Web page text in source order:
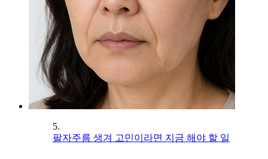
5.
팔자주름 생겨 고민이라면 지금 해야 할 일